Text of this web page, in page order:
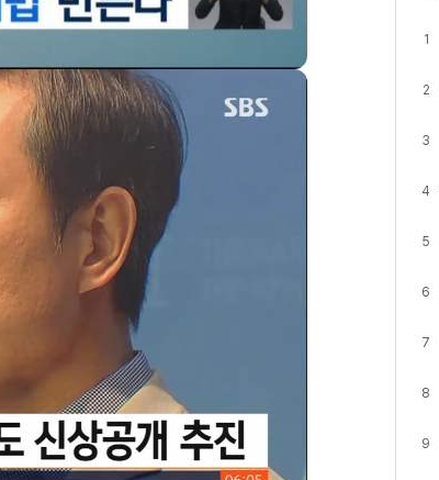
1
2
3
4
5
6
7
8
9